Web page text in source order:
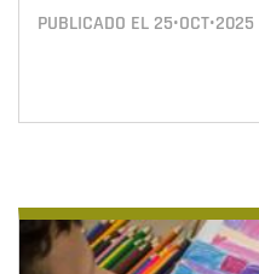
PUBLICADO EL 25•OCT•2025